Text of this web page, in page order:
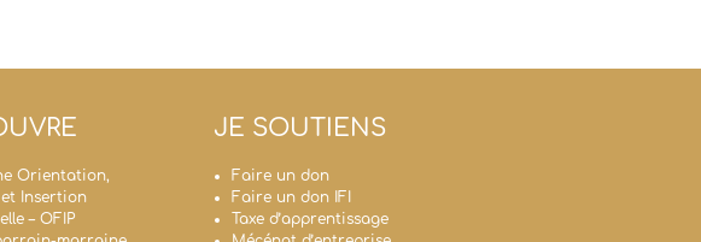
Orientation,
Insertion
– OFIP
JE SOUTIENS
Faire un don
Faire un don IFI
Taxe d’apprentissage